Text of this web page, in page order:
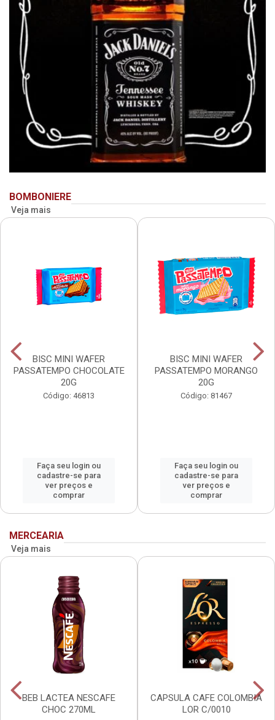
BOMBONIERE
Veja mais
BISC MINI WAFER
PASSATEMPO CHOCOLATE
20G
Código: 46813
Faça seu login ou
cadastre-se para
ver preços e
comprar
BISC MINI WAFER
PASSATEMPO MORANGO
20G
Código: 81467
Faça seu login ou
cadastre-se para
ver preços e
comprar
MERCEARIA
Veja mais
BEB LACTEA NESCAFE
CHOC 270ML
CAPSULA CAFE COLOMBIA
LOR C/0010